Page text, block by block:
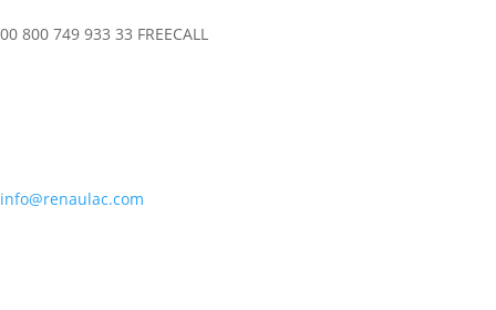
00 800 749 933 33 FREECALL
info@renaulac.com